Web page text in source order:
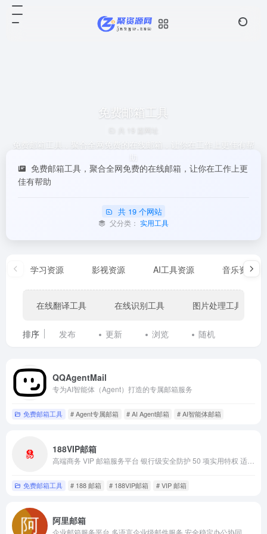
免费邮箱工具
免费邮箱工具，聚合全网免费的在线邮箱，让你在工作上更佳有帮
免费邮箱工具，聚合全网免费的在线邮箱，让你在工作上更
佳有帮助
共 19 个网站
父分类： 实用工具
学习资源 影视资源 AI工具资源 音乐资源
在线翻译工具 在线识别工具 图片处理工具
排序 发布 更新 浏览 随机
QQAgentMail
专为AI智能体（Agent）打造的专属邮箱服务
免费邮箱工具 # Agent专属邮箱 # AI Agent邮箱 # AI智能体邮箱
188VIP邮箱
免费邮箱工具 # 188 邮箱 # 188VIP邮箱 # VIP 邮箱
阿里邮箱